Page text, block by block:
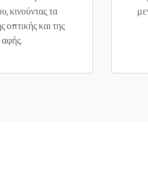
κινούντας τα
οπτικής και της
αφής.